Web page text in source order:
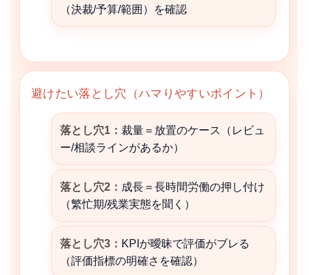
（決裁/予算/範囲）を確認
避けたい落とし穴（ハマりやすいポイント）
落とし穴1：裁量＝放置のケース（レビュ
ー/相談ラインがあるか）
落とし穴2： 成長＝長時間労働の押し付け
（繁忙期/残業実態を聞く）
落とし穴3： KPIが曖昧で評価がブレる
（評価指標の明確さを確認）